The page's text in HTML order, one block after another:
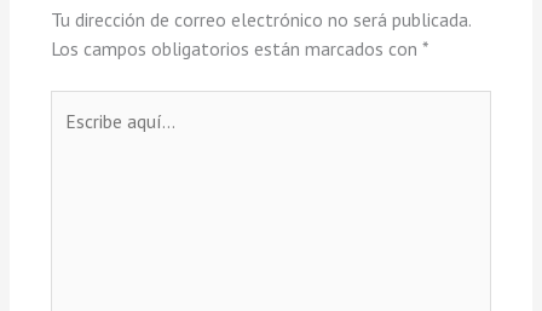
Tu dirección de correo electrónico no será publicada.
Los campos obligatorios están marcados con *
aquí...